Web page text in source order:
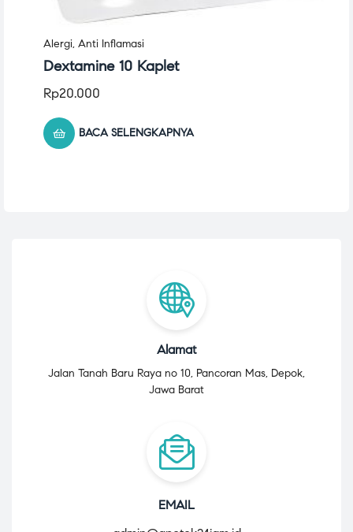
Alergi, Anti Inflamasi
Dextamine 10 Kaplet
Rp20.000
BACA SELENGKAPNYA
Alamat
Jalan Tanah Baru Raya no 10, Pancoran Mas, Depok,
Jawa Barat
EMAIL